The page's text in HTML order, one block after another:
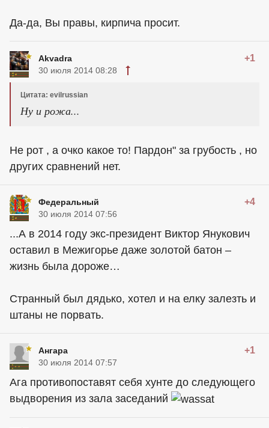
Да-да, Вы правы, кирпича просит.
Akvadra +1
30 июля 2014 08:28
Цитата: evilrussian
Ну и рожа...
Не рот , а очко какое то! Пардон" за грубость , но
других сравнений нет.
Федеральный +4
30 июля 2014 07:56
...А в 2014 году экс-президент Виктор Янукович
оставил в Межигорье даже золотой батон –
жизнь была дороже…
Странный был дядько, хотел и на елку залезть и
штаны не порвать.
Ангара +1
30 июля 2014 07:57
Ага противопоставят себя хунте до следующего
выдворения из зала заседаний